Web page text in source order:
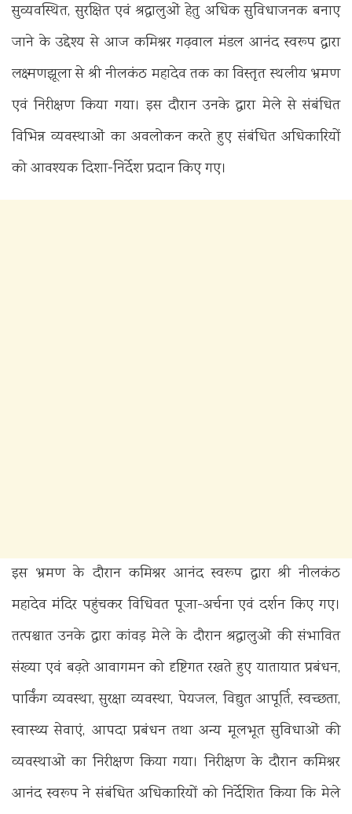
सुव्यवस्थित, सुरक्षित एवं श्रद्धालुओं हेतु अधिक सुविधाजनक बनाए
जाने के उद्देश्य से आज कमिश्नर गढ़वाल मंडल आनंद स्वरूप द्वारा
लक्ष्मणझूला से श्री नीलकंठ महादेव तक का विस्तृत स्थलीय भ्रमण
एवं निरीक्षण किया गया। इस दौरान उनके द्वारा मेले से संबंधित
विभिन्न व्यवस्थाओं का अवलोकन करते हुए संबंधित अधिकारियों
को आवश्यक दिशा-निर्देश प्रदान किए गए।
इस भ्रमण के दौरान कमिश्नर आनंद स्वरूप द्वारा श्री नीलकंठ
महादेव मंदिर पहुंचकर विधिवत पूजा-अर्चना एवं दर्शन किए गए।
तत्पश्चात उनके द्वारा कांवड़ मेले के दौरान श्रद्धालुओं की संभावित
संख्या एवं बढ़ते आवागमन को दृष्टिगत रखते हुए यातायात प्रबंधन,
पार्किंग व्यवस्था, सुरक्षा व्यवस्था, पेयजल, विद्युत आपूर्ति, स्वच्छता,
स्वास्थ्य सेवाएं, आपदा प्रबंधन तथा अन्य मूलभूत सुविधाओं की
व्यवस्थाओं का निरीक्षण किया गया। निरीक्षण के दौरान कमिश्नर
आनंद स्वरूप ने संबंधित अधिकारियों को निर्देशित किया कि मेले